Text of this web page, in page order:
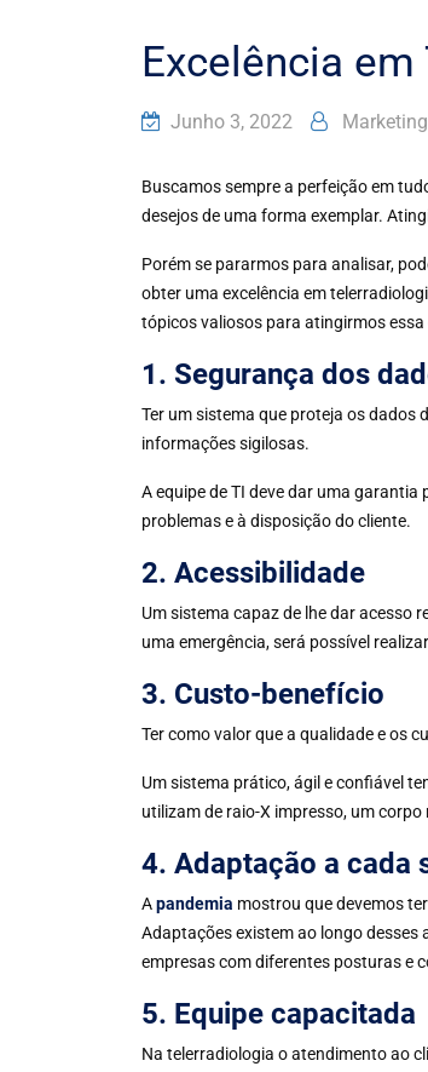
Excelência
Junho 3, 2022 Marketing
Buscamos sempre a perfeição em
desejos de uma forma exemplar.
Porém se pararmos para analisar,
obter uma excelência em
tópicos valiosos para atingirmos essa
1. Segurança dos
Ter um sistema que proteja os dados
informações sigilosas.
A equipe de TI deve dar uma
problemas e à disposição do cliente.
2. Acessibilidade
Um sistema capaz de lhe dar acesso
uma emergência, será possível
3. Custo-benefício
Ter como valor que a qualidade e os
Um sistema prático, ágil e confiável
utilizam de raio-X impresso, um
4. Adaptação a cada
Apandemia mostrou que devemos
Adaptações existem ao longo
empresas com diferentes posturas e
5. Equipe capacitada
Na telerradiologia o atendimento ao